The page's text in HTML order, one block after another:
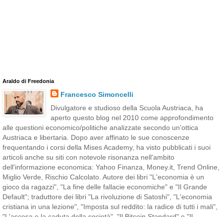
Araldo di Freedonia
Francesco Simoncelli
Divulgatore e studioso della Scuola Austriaca, ha
aperto questo blog nel 2010 come approfondimento
alle questioni economico/politiche analizzate secondo un'ottica
Austriaca e libertaria. Dopo aver affinato le sue conoscenze
frequentando i corsi della Mises Academy, ha visto pubblicati i suoi
articoli anche su siti con notevole risonanza nell'ambito
dell'informazione economica: Yahoo Finanza, Money.it, Trend Online,
Miglio Verde, Rischio Calcolato. Autore dei libri "L'economia è un
gioco da ragazzi", "La fine delle fallacie economiche" e "Il Grande
Default"; traduttore dei libri "La rivoluzione di Satoshi", "L'economia
cristiana in una lezione", "Imposta sul reddito: la radice di tutti i mali",